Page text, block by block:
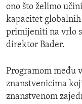
ono što želimo
kapacitet
primijeniti na vrlo
direktor Bader.
Programom među
znanstvenicima
znanstvenom